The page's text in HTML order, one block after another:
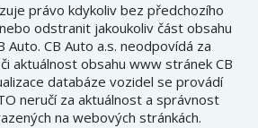
právo kdykoliv bez předchozího
odstranit jakoukoliv část obsahu
Auto. CB Auto a.s. neodpovídá za
aktuálnost obsahu www stránek CB
databáze vozidel se provádí
neručí za aktuálnost a správnost
na webových stránkách.